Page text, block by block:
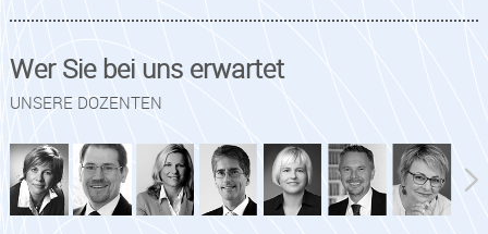
Wer Sie bei uns erwartet
UNSERE DOZENTEN